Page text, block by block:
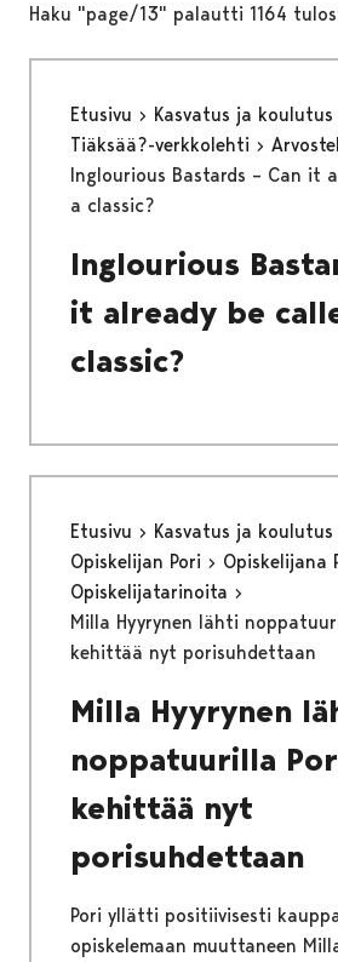
Haku "page/13" palautti 1164
Etusivu Kasvatus ja koulutus
Tiäksää?-verkkolehti
Inglourious Bastards – Can it
a classic?
Inglourious
it already be
classic?
Etusivu
Kasvatus ja koulutus
Opiskelijan Pori
Opiskelijana
Opiskelijatarinoita
Milla Hyyrynen lähti
kehittää nyt porisuhdettaan
Milla Hyyrynen
noppatuurilla
kehittää nyt
porisuhdettaan
Pori yllätti positiivisesti
opiskelemaan muuttaneen